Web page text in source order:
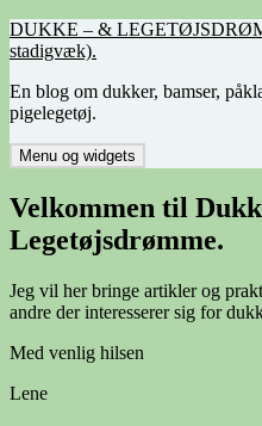
Hop
til
DUKKE – &
stadigvæk).
En blog om dukker, bamser,
pigelegetøj.
Menu og widgets
Velkommen til
Legetøjsdrømme.
Jeg vil her bringe artikler og
andre der interesserer sig for
Med venlig hilsen
Lene